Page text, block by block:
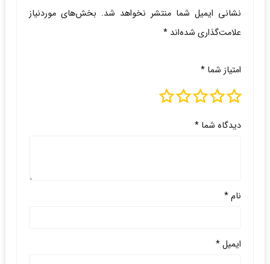
نشانی ایمیل شما منتشر نخواهد شد. بخش‌های موردنیاز
علامت‌گذاری شده‌اند *
امتیاز شما *
دیدگاه شما *
نام*
ایمیل*